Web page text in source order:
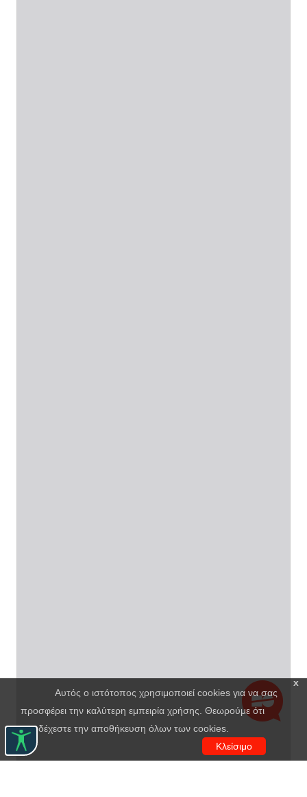
x
Αυτός ο ιστότοπος χρησιμοποιεί cookies για να σας
προσφέρει την καλύτερη εμπειρία χρήσης. Θεωρούμε ότι
αποδέχεστε την αποθήκευση όλων των cookies.
Κλείσιμο